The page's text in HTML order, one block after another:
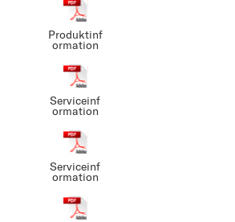
Produktinf
ormation
Serviceinf
ormation
Serviceinf
ormation